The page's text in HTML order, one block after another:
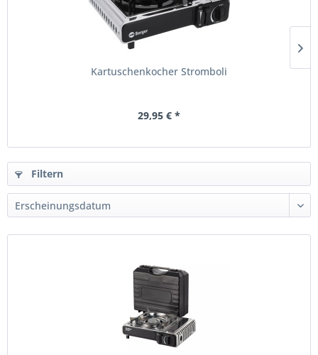
Kartuschenkocher Stromboli
29,95 € *
Filtern